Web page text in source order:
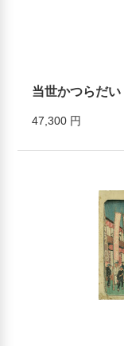
当世かつらだい
47,300 円